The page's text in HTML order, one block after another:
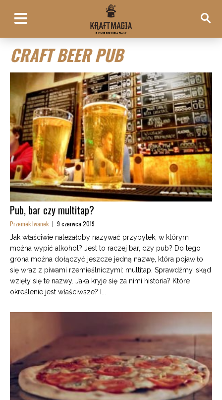
CRAFT BEER PUB
Pub, bar czy multitap?
Przemek Iwanek 9 czerwca 2019
Jak właściwie należałoby nazywać przybytek, w którym
można wypić alkohol? Jest to raczej bar, czy pub? Do tego
grona można dołączyć jeszcze jedną nazwę, która pojawiło
się wraz z piwami rzemieślniczymi: multitap. Sprawdźmy, skąd
wzięły się te nazwy. Jaka kryje się za nimi historia? Które
określenie jest właściwsze? I...